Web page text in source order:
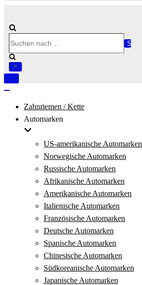
nach …
Navigation
Zahnriemen / Kette
Automarken
US-amerikanische Automarken
Norwegische Automarken
Russische Automarken
Afrikanische Automarken
Amerikanische Automarken
Italienische Automarken
Französische Automarken
Deutsche Automarken
Spanische Automarken
Chinesische Automarken
Südkoreanische Automarken
Japanische Automarken